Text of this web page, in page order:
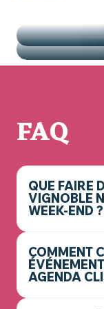
FAQ
QUE FAIRE
VIGNOBLE
WEEK-END ?
COMMENT
AGENDA